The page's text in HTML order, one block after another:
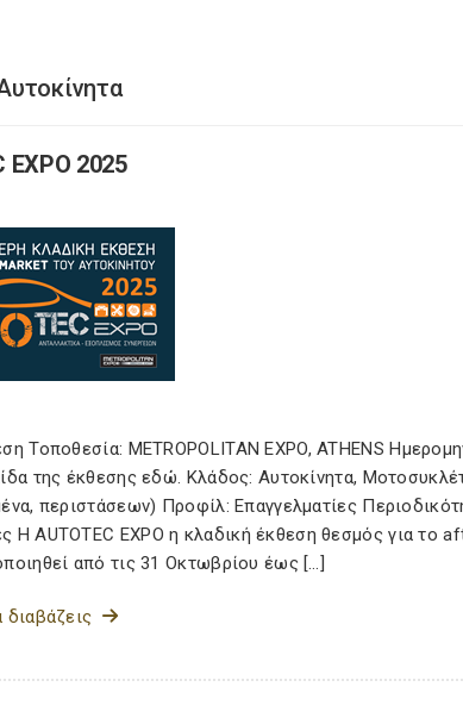
EXPO 2025
Τοποθεσία: METROPOLITAN EXPO, ATHENS
της έκθεσης εδώ. Κλάδος: Αυτοκίνητα,
περιστάσεων) Προφίλ: Επαγγελματίες
Η AUTOTEC EXPO η κλαδική έκθεση θεσμός για το
από τις 31 Οκτωβρίου έως […]
διαβάζεις